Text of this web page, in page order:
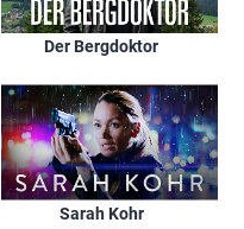
Der Bergdoktor
Sarah Kohr